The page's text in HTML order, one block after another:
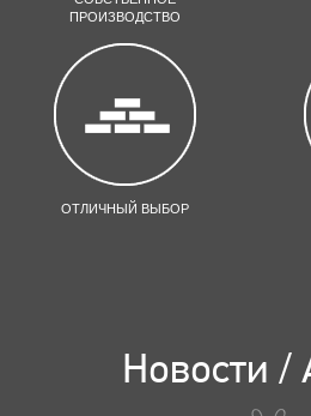
ПРОИЗВОДСТВО
ОТЛИЧНЫЙ ВЫБОР
Новости /